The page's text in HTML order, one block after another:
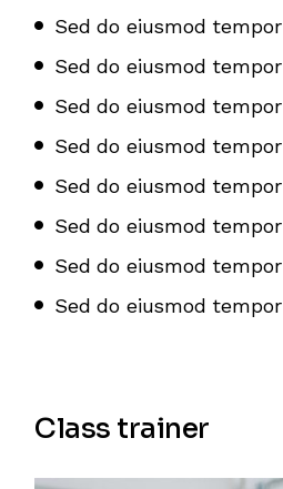
Sed do eiusmod tempor
Sed do eiusmod tempor
Sed do eiusmod tempor
Sed do eiusmod tempor
Sed do eiusmod tempor
Sed do eiusmod tempor
Sed do eiusmod tempor
Sed do eiusmod tempor
Class trainer